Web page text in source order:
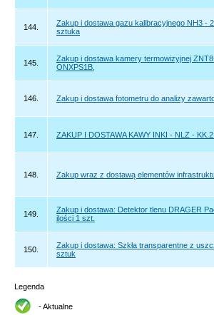
144.
Zakup i dostawa gazu kalibracyjnego NH3 -
sztuka
145.
Zakup i dostawa kamery termowizyjnej
ONXPS1B,
146. Zakup i dostawa fotometru do analizy
147. ZAKUP I DOSTAWA KAWY INKI - NLZ -
148. Zakup wraz z dostawą elementów
149.
Zakup i dostawa: Detektor tlenu DRAGER
ilości 1 szt.
150.
Zakup i dostawa: Szkła transparentne z
sztuk
Legenda
- Aktualne